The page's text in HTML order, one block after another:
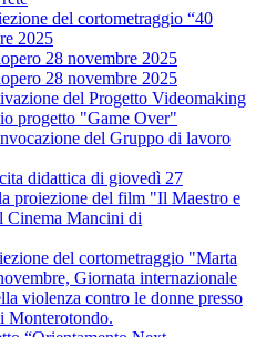
del cortometraggio “40
2025
28 novembre 2025
28 novembre 2025
del Progetto Videomaking
progetto "Game Over"
del Gruppo di lavoro
didattica di giovedì 27
proiezione del film "Il Maestro e
Cinema Mancini di
del cortometraggio "Marta
Giornata internazionale
violenza contro le donne presso
Monterotondo.